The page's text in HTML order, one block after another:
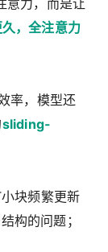
意力，而是让
，全注意力
率，模型还
sliding-
块频繁更新
构的问题；